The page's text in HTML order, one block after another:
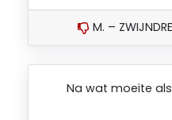
M. –
Na wat moeite